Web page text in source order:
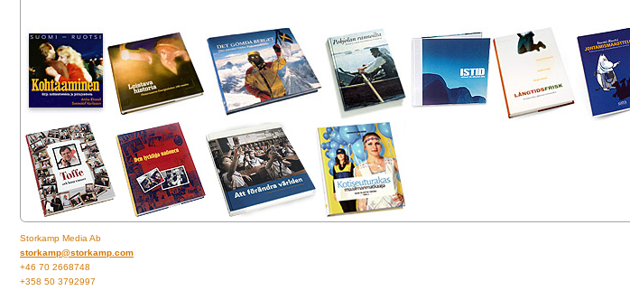
Storkamp Media Ab
storkamp@storkamp.com
+46 70 2668748
+358 50 3792997